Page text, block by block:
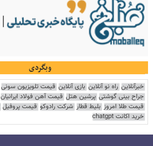
وبگردی
خبرآنلاین راه نو آنلاین بازی آنلاین قیمت تلویزیون سونی
جراح بینی گوشتی پرشین هتل قیمت آهن فولاد ایرانیان
قیمت طلا امروز بلیط قطار شرکت رادوکو قیمت پروفیل
خرید اکانت chatgpt